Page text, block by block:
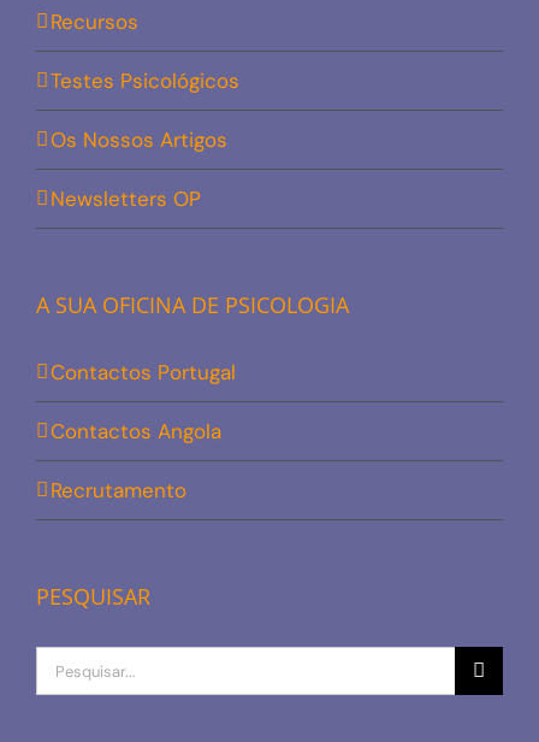
Recursos
Testes Psicológicos
Os Nossos Artigos
Newsletters OP
A SUA OFICINA DE PSICOLOGIA
Contactos Portugal
Contactos Angola
Recrutamento
PESQUISAR
Procurar
por